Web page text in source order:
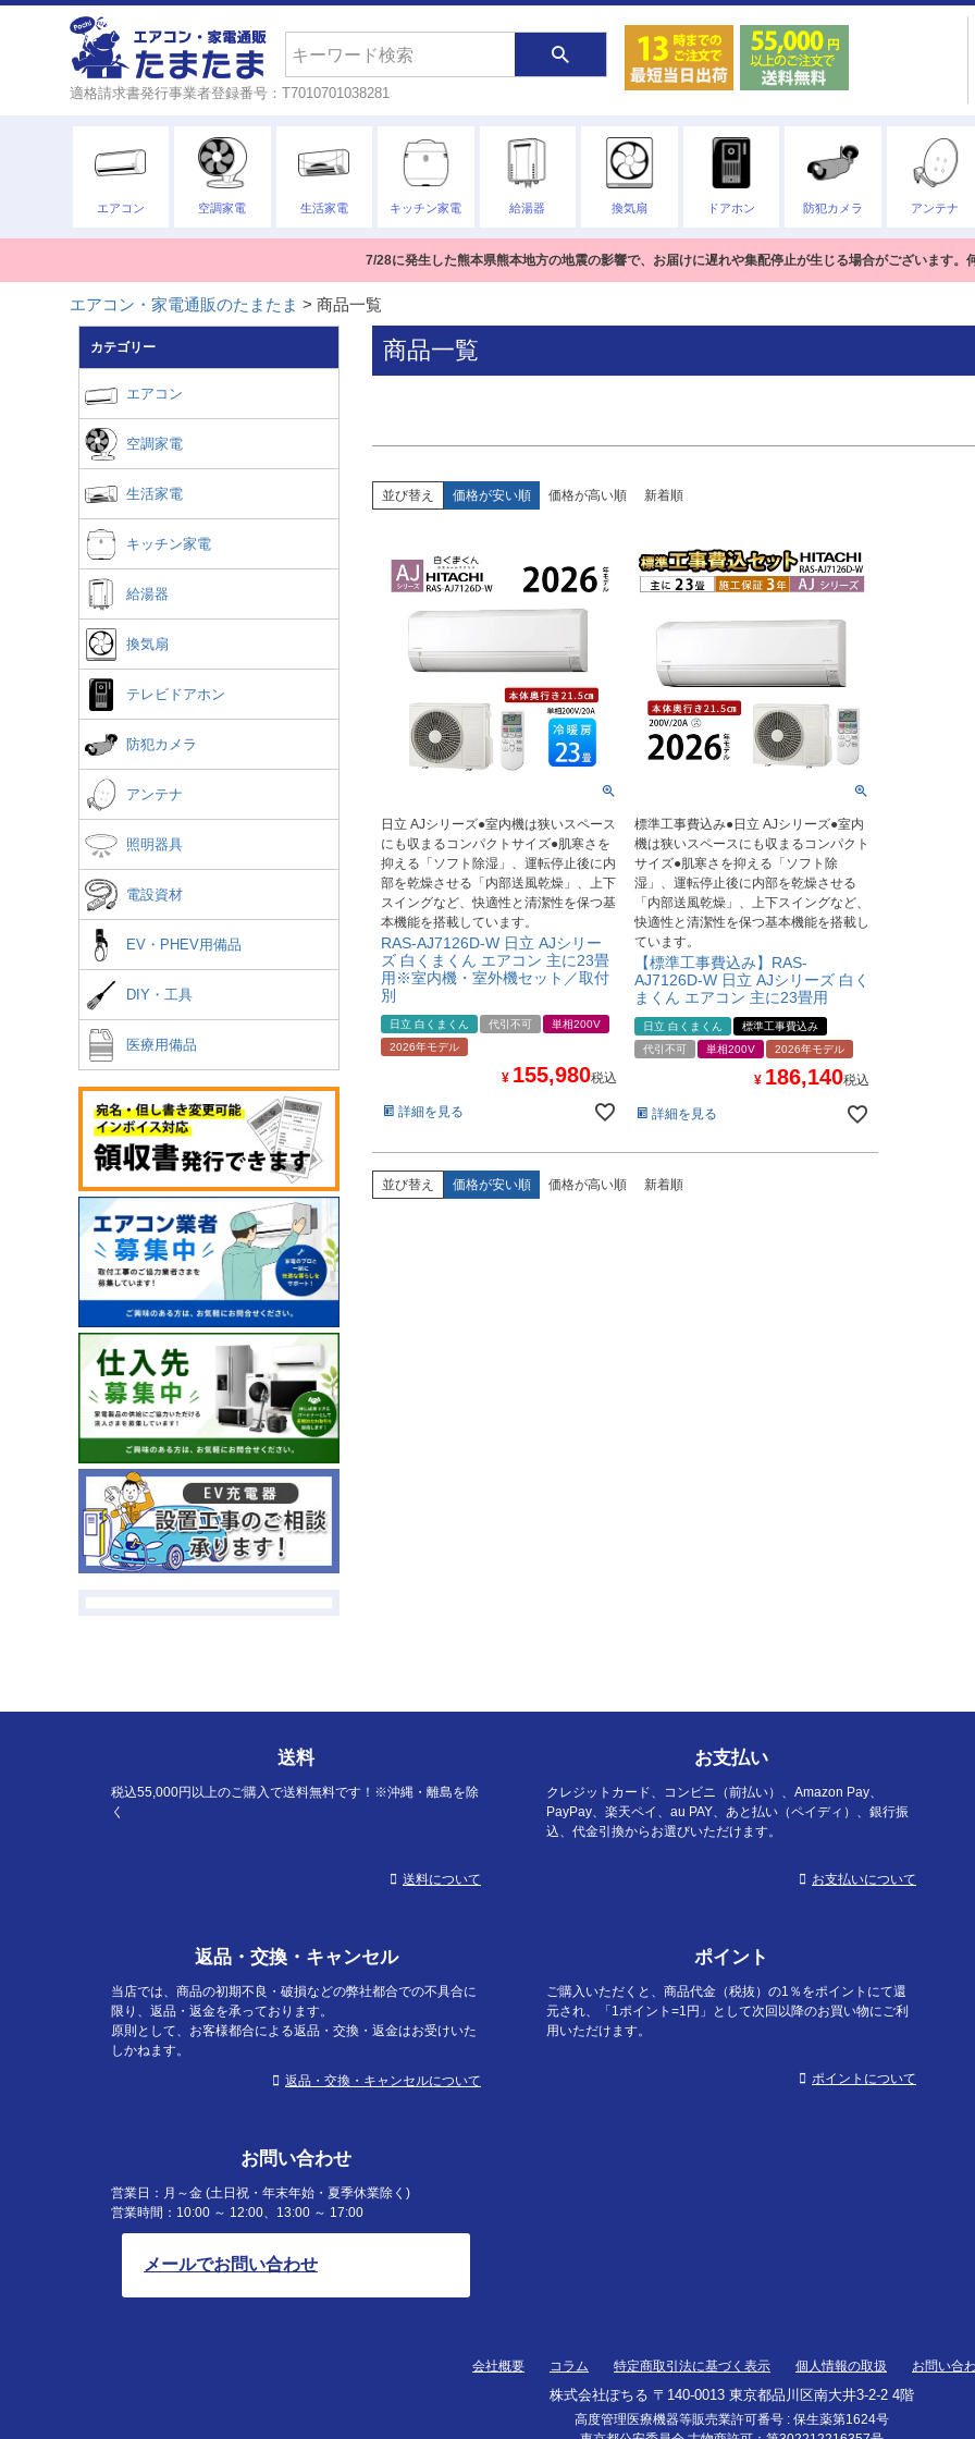
適格請求書発行事業者登録番号：T7010701038281
エアコン 空調家電 生活家電 キッチン家電 給湯器 換気扇 ドアホン 防犯カメラ アンテナ
7/28に発生した熊本県熊本地方の地震の影響で、お届けに遅れや集配停止が生じる場合がございます。
エアコン・家電通販のたまたま 商品一覧
カテゴリー
エアコン
空調家電
生活家電
キッチン家電
給湯器
換気扇
テレビドアホン
防犯カメラ
アンテナ
照明器具
電設資材
EV・PHEV用備品
DIY・工具
医療用備品
商品一覧
〜
商品タグ
在庫な
商品番号/
予約商品
予約商品
並び順
新着順
検索
並び替え 価格が安い順 価格が高い順 新着順
日立 AJシリーズ●室内機は狭いスペース
にも収まるコンパクトサイズ●肌寒さを
抑える「ソフト除湿」、運転停止後に内
部を乾燥させる「内部送風乾燥」、上下
スイングなど、快適性と清潔性を保つ基
本機能を搭載しています。
RAS-AJ7126D-W 日立 AJシリー
ズ 白くまくん エアコン 主に23畳
用※室内機・室外機セット／取付
別
日立 白くまくん 代引不可
単相200V
2026年モデル
¥ 155,980税込
詳細を見る
標準工事費込み●日立 AJシリーズ●室内
機は狭いスペースにも収まるコンパクト
サイズ●肌寒さを抑える「ソフト除
湿」、運転停止後に内部を乾燥させる
「内部送風乾燥」、上下スイングなど、
快適性と清潔性を保つ基本機能を搭載し
ています。
【標準工事費込み】RAS-
AJ7126D-W 日立 AJシリーズ 白く
まくん エアコン 主に23畳用
日立 白くまくん
標準工事費込み
代引不可
単相200V 2026年モデル
¥ 186,140税込
詳細を見る
並び替え 価格が安い順 価格が高い順 新着順
送料
税込55,000円以上のご購入で送料無料です！※沖縄・離島を除
く
送料について
お支払い
クレジットカード、コンビニ（前払い）、Amazon Pay、
PayPay、楽天ペイ、au PAY、あと払い（ペイディ）、銀行振
込、代金引換からお選びいただけます。
お支払いについて
返品・交換・キャンセル
当店では、商品の初期不良・破損などの弊社都合での不具合に
限り、返品・返金を承っております。
原則として、お客様都合による返品・交換・返金はお受けいた
しかねます。
返品・交換・キャンセルについて
ポイント
ご購入いただくと、商品代金（税抜）の1％をポイントにて還
元され、「1ポイント=1円」として次回以降のお買い物にご利
用いただけます。
ポイントについて
お問い合わせ
営業日：月～金 (土日祝・年末年始・夏季休業除く)
営業時間：10:00 ～ 12:00、13:00 ～ 17:00
メールでお問い合わせ
会社概要 コラム 特定商取引法に基づく表示 個人情報の取扱 お問い合
株式会社ぽちる 〒140-0013 東京都品川区南大井3-2-2 4階
高度管理医療機器等販売業許可番号 : 保生薬第1624号